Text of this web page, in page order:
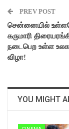
PREV POST
சென்னையில்
கருமாரி
நடைபெற உள்ள உலக
விழா!
YOU MIGHT